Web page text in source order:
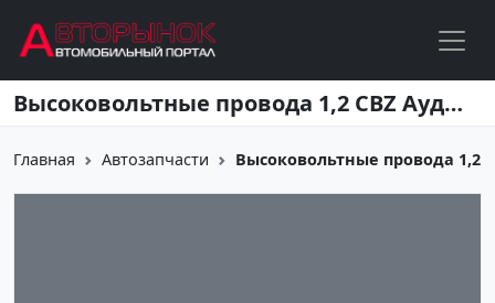
Перейти к основному содержанию Высоковольтные провода 1,2 CBZ Ауди Шкода Фольцваген Краснодар
Главная Автозапчасти Высоковольтные провода 1,2